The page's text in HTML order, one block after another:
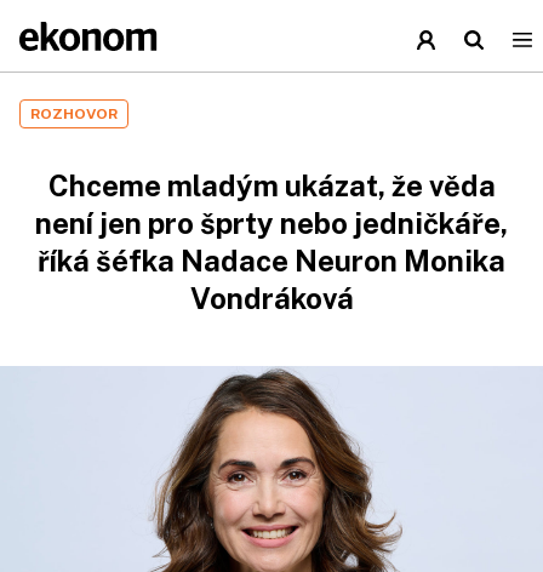
ROZHOVOR
Chceme mladým ukázat, že věda
není jen pro šprty nebo jedničkáře,
říká šéfka Nadace Neuron Monika
Vondráková